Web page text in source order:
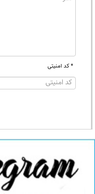
* کد امنیتی